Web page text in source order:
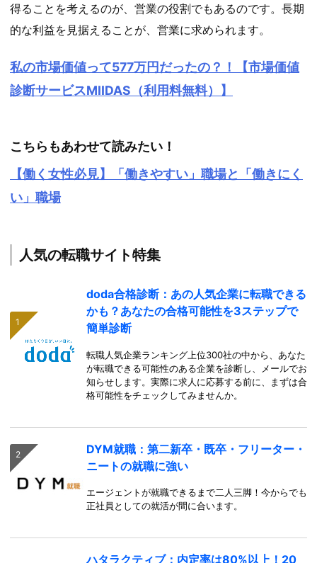
得ることを考えるのが、営業の役割でもあるのです。長期
的な利益を見据えることが、営業に求められます。
私の市場価値って577万円だったの？！【市場価値
診断サービスMIIDAS（利用料無料）】
こちらもあわせて読みたい！
【働く女性必見】「働きやすい」職場と「働きにく
い」職場
人気の転職サイト特集
doda合格診断：あの人気企業に転職できる
かも？あなたの合格可能性を3ステップで
簡単診断
転職人気企業ランキング上位300社の中から、あなた
が転職できる可能性のある企業を診断し、メールでお
知らせします。実際に求人に応募する前に、まずは合
格可能性をチェックしてみませんか。
DYM就職：第二新卒・既卒・フリーター・
ニートの就職に強い
エージェントが就職できるまで二人三脚！今からでも
正社員としての就活が間に合います。
ハタラクティブ：内定率は80%以上！20